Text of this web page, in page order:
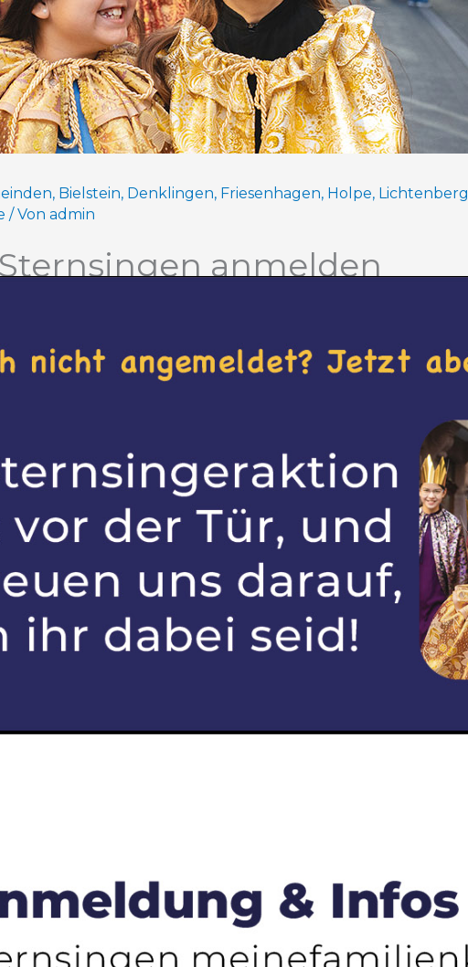
, Bielstein, Denklingen, Friesenhagen, Holpe, Lichtenberg
/ Von admin
anmelden